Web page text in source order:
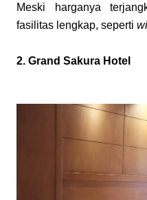
Meski harganya
fasilitas lengkap, seperti
2. Grand Sakura Hotel